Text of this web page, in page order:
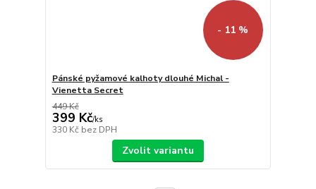
- 11 %
Pánské pyžamové kalhoty dlouhé Michal -
Vienetta Secret
449 Kč
399 Kč/ks
330 Kč bez DPH
Zvolit variantu